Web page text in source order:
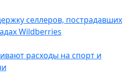
селлеров, пострадавших
Wildberries
расходы на спорт и